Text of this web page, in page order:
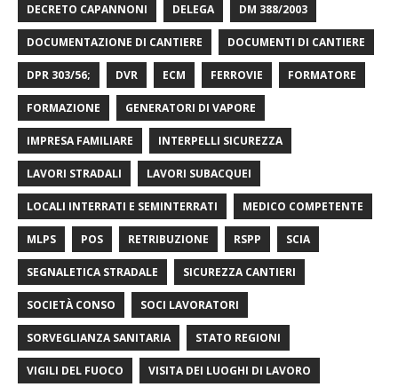
DECRETO CAPANNONI DELEGA DM 388/2003
DOCUMENTAZIONE DI CANTIERE DOCUMENTI DI CANTIERE
DPR 303/56; DVR ECM FERROVIE FORMATORE
FORMAZIONE GENERATORI DI VAPORE
IMPRESA FAMILIARE INTERPELLI SICUREZZA
LAVORI STRADALI LAVORI SUBACQUEI
LOCALI INTERRATI E SEMINTERRATI MEDICO COMPETENTE
MLPS POS RETRIBUZIONE RSPP SCIA
SEGNALETICA STRADALE SICUREZZA CANTIERI
SOCIETÀ CONSO SOCI LAVORATORI
SORVEGLIANZA SANITARIA STATO REGIONI
VIGILI DEL FUOCO VISITA DEI LUOGHI DI LAVORO